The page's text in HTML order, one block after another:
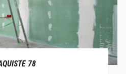
78